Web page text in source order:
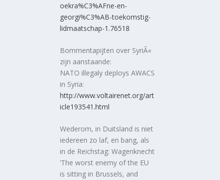
oekra%C3%AFne-en-
georgi%C3%AB-toekomstig-
lidmaatschap-1.76518
Bommentapijten over SyriÃ«
zijn aanstaande:
NATO illegaly deploys AWACS
in Syria:
http://www.voltairenet.org/art
icle193541.html
Wederom, in Duitsland is niet
iedereen zo laf, en bang, als
in de Reichstag: Wagenknecht
‘The worst enemy of the EU
is sitting in Brussels, and